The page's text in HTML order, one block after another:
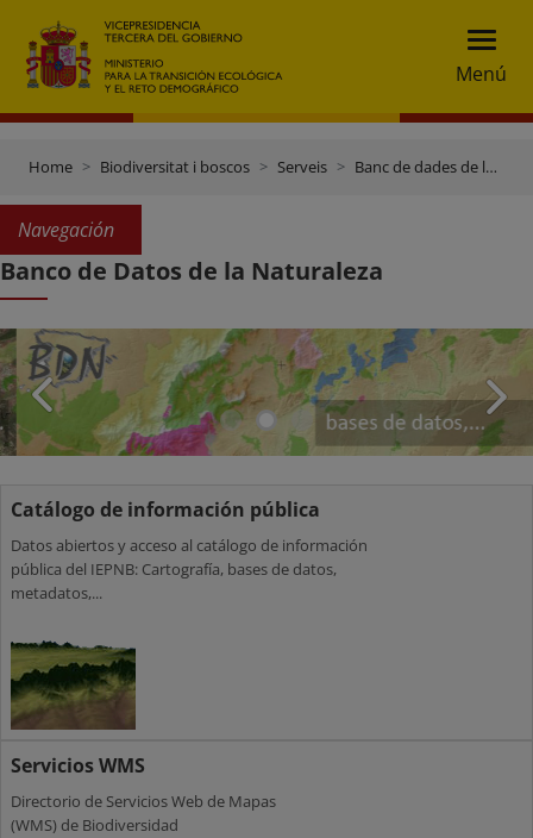
Menú
Home Biodiversitat i boscos Serveis Banc de dades de la natura
Navegación
Banco de Datos de la Naturaleza
Catálogo de información pública
Datos abiertos y acceso al catálogo de información
pública del IEPNB: Cartografía, bases de datos,
metadatos,...
Servicios WMS
Directorio de Servicios Web de Mapas
(WMS) de Biodiversidad